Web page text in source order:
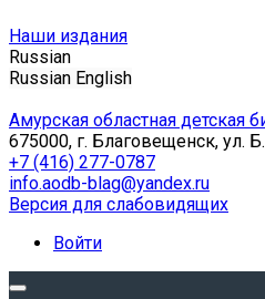
Наши издания
Russian
Russian English
Амурская областная детская
675000, г. Благовещенск, ул.
+7 (416) 277-0787
info.aodb-blag@yandex.ru
Версия для слабовидящих
Войти